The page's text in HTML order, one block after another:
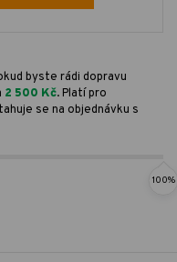
byste rádi dopravu
2 500 Kč. Platí pro
se na objednávku s
100%